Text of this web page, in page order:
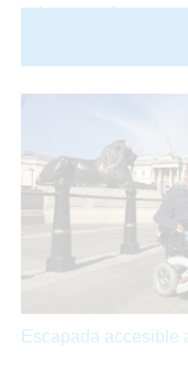
más y escápate a
Escapada accesible